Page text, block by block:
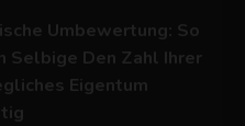
Umbewertung: So
Selbige Den Zahl Ihrer
Eigentum